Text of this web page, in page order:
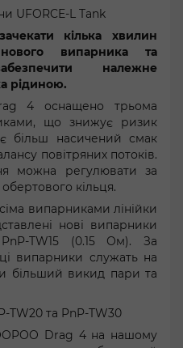
кілька хвилин
випарника та
належне
рідиною.
4 оснащено трьома
що знижує ризик
більш насичений смак
повітряних потоків.
можна регулювати за
кільця.
випарниками лінійки
нові випарники
TW15 (0.15 Ом). За
випарники служать на
більший викид пари та
Drag 4 на нашому